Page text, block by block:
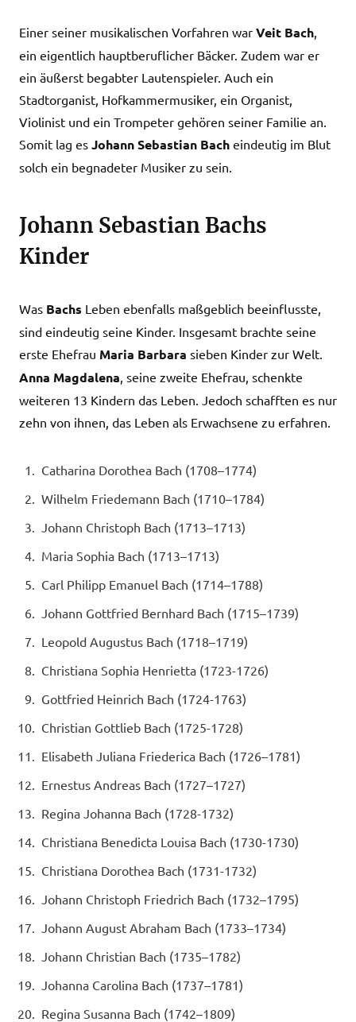
Einer seiner musikalischen Vorfahren war Veit Bach,
ein eigentlich hauptberuflicher Bäcker. Zudem war er
ein äußerst begabter Lautenspieler. Auch ein
Stadtorganist, Hofkammermusiker, ein Organist,
Violinist und ein Trompeter gehören seiner Familie an.
Somit lag es Johann Sebastian Bach eindeutig im Blut
solch ein begnadeter Musiker zu sein.
Johann Sebastian Bachs
Kinder
Was Bachs Leben ebenfalls maßgeblich beeinflusste,
sind eindeutig seine Kinder. Insgesamt brachte seine
erste Ehefrau Maria Barbara sieben Kinder zur Welt.
Anna Magdalena, seine zweite Ehefrau, schenkte
weiteren 13 Kindern das Leben. Jedoch schafften es nur
zehn von ihnen, das Leben als Erwachsene zu erfahren.
Catharina Dorothea Bach (1708–1774)
Wilhelm Friedemann Bach (1710–1784)
Johann Christoph Bach (1713–1713)
Maria Sophia Bach (1713–1713)
Carl Philipp Emanuel Bach (1714–1788)
Johann Gottfried Bernhard Bach (1715–1739)
Leopold Augustus Bach (1718–1719)
Christiana Sophia Henrietta (1723-1726)
Gottfried Heinrich Bach (1724-1763)
Christian Gottlieb Bach (1725-1728)
Elisabeth Juliana Friederica Bach (1726–1781)
Ernestus Andreas Bach (1727–1727)
Regina Johanna Bach (1728-1732)
Christiana Benedicta Louisa Bach (1730-1730)
Christiana Dorothea Bach (1731-1732)
Johann Christoph Friedrich Bach (1732–1795)
Johann August Abraham Bach (1733–1734)
Johann Christian Bach (1735–1782)
Johanna Carolina Bach (1737–1781)
Regina Susanna Bach (1742–1809)